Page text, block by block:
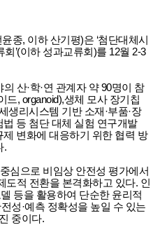
종, 이하 산기평)은 ‘첨단대체시
’(이하 성과교류회)를 12월 2-3
산·학·연 관계자 약 90명이 참
, organoid),생체 모사 장기칩
생리시스템 기반 소재·부품·장
등 첨단 대체 실험 연구개발
변화에 대응하기 위한 협력 방
.
심으로 비임상 안전성 평가에서
적 전환을 본격화하고 있다. 인
등을 활용하여 단순한 윤리적
성·예측 정확성을 높일 수 있는
중이다.